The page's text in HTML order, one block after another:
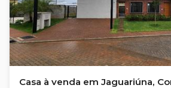
Casa à venda em Jaguariúna,